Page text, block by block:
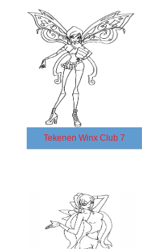
Tekenen Winx Club 7